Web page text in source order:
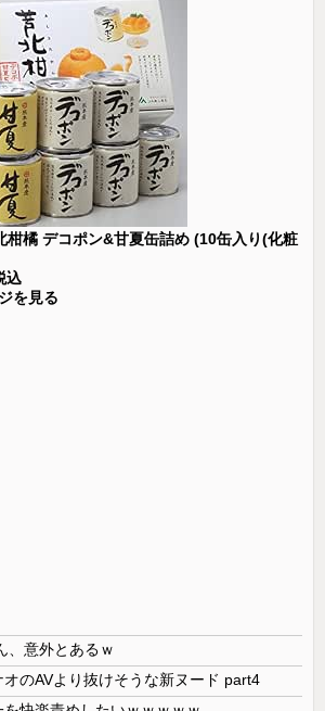
柑橘 デコポン&甘夏缶詰め (10缶入り(化粧
込
を見る
、意外とあるｗ
のAVより抜けそうな新ヌード part4